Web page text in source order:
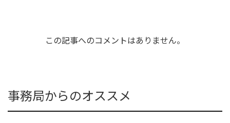
この記事へのコメントはありません。
事務局からのオススメ